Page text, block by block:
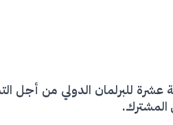
عشرة للبرلمان الدولي من أجل
المشترك.